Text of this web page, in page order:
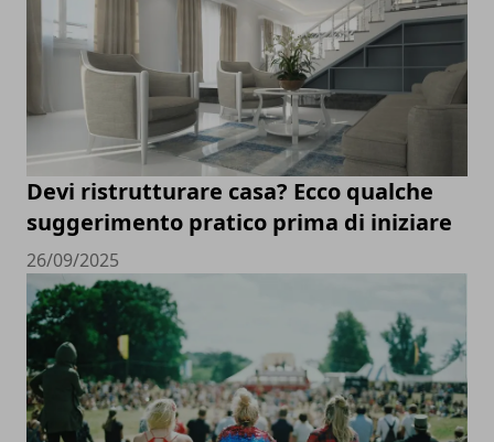
Devi ristrutturare casa? Ecco qualche
suggerimento pratico prima di iniziare
26/09/2025